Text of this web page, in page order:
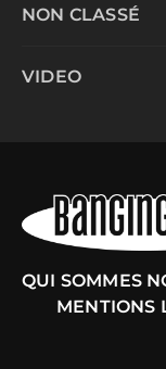
NON CLASSÉ
VIDEO
QUI SOMMES
MENTIONS